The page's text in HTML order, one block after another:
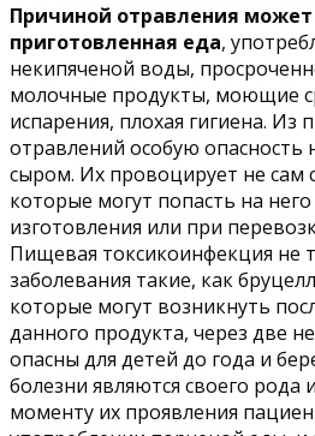
Причиной отравления
приготовленная еда,
некипяченой воды,
молочные продукты, моющие
испарения, плохая гигиена. Из
отравлений особую опасность
сыром. Их провоцирует не сам
которые могут попасть на
изготовления или при
Пищевая токсикоинфекция не
заболевания такие, как
которые могут возникнуть
данного продукта, через две
опасны для детей до года и
болезни являются своего рода
моменту их проявления